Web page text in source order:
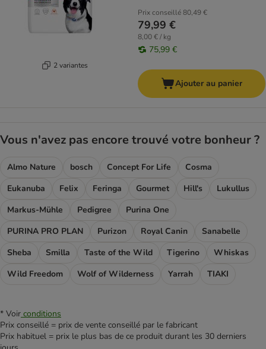
2 variantes
Prix conseillé80,49 €
79,99 €
8,00 € / kg
75,99 €
Ajouter au panier
Vous n'avez pas encore trouvé votre bonheur ?
Almo Nature bosch Concept For Life
Cosma
Eukanuba
Felix Feringa Gourmet Hill's
Lukullus
Markus-Mühle
Pedigree
Purina One
PURINA PRO PLAN
Purizon Royal Canin
Sanabelle
Sheba
Smilla Taste of the Wild Tigerino
Whiskas
Wild Freedom
Wolf of Wilderness Yarrah TIAKI
* Voir conditions
Prix conseillé = prix de vente conseillé par le fabricant
Prix habituel = prix le plus bas de ce produit durant les 30 derniers